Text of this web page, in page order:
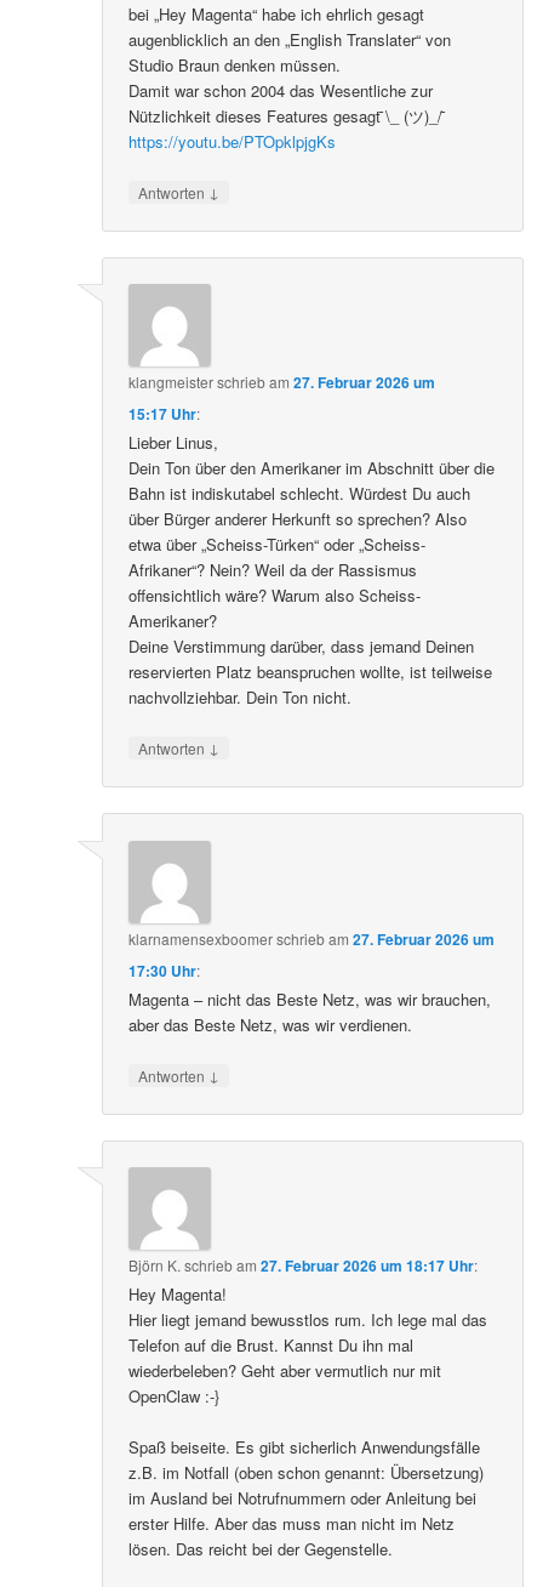
bei „Hey Magenta“ habe ich ehrlich gesagt
augenblicklich an den „English Translater“ von
Studio Braun denken müssen.
Damit war schon 2004 das Wesentliche zur
Nützlichkeit dieses Features gesagt ̄\_ (ツ)_/ ̄
https://youtu.be/PTOpklpjgKs
Antworten ↓
klangmeisterschriebam27. Februar 2026 um
15:17 Uhr:
Lieber Linus,
Dein Ton über den Amerikaner im Abschnitt über die
Bahn ist indiskutabel schlecht. Würdest Du auch
über Bürger anderer Herkunft so sprechen? Also
etwa über „Scheiss-Türken“ oder „Scheiss-
Afrikaner“? Nein? Weil da der Rassismus
offensichtlich wäre? Warum also Scheiss-
Amerikaner?
Deine Verstimmung darüber, dass jemand Deinen
reservierten Platz beanspruchen wollte, ist teilweise
nachvollziehbar. Dein Ton nicht.
Antworten ↓
klarnamensexboomerschriebam27. Februar 2026 um
17:30 Uhr:
Magenta – nicht das Beste Netz, was wir brauchen,
aber das Beste Netz, was wir verdienen.
Antworten ↓
Björn K. schriebam27. Februar 2026 um 18:17 Uhr:
Hey Magenta!
Hier liegt jemand bewusstlos rum. Ich lege mal das
Telefon auf die Brust. Kannst Du ihn mal
wiederbeleben? Geht aber vermutlich nur mit
OpenClaw :-}
Spaß beiseite. Es gibt sicherlich Anwendungsfälle
z.B. im Notfall (oben schon genannt: Übersetzung)
im Ausland bei Notrufnummern oder Anleitung bei
erster Hilfe. Aber das muss man nicht im Netz
lösen. Das reicht bei der Gegenstelle.